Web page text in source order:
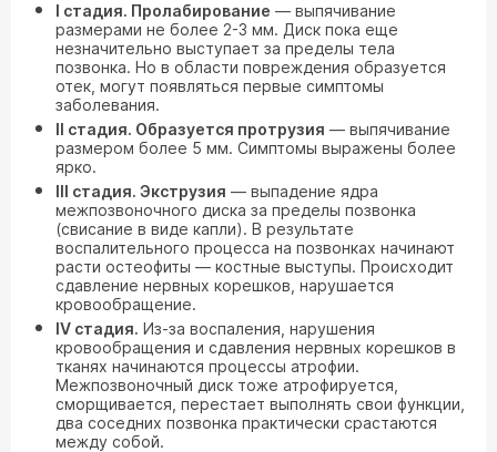
I стадия. Пролабирование — выпячивание
размерами не более 2-3 мм. Диск пока еще
незначительно выступает за пределы тела
позвонка. Но в области повреждения образуется
отек, могут появляться первые симптомы
заболевания.
II стадия. Образуется протрузия — выпячивание
размером более 5 мм. Симптомы выражены более
ярко.
III стадия. Экструзия — выпадение ядра
межпозвоночного диска за пределы позвонка
(свисание в виде капли). В результате
воспалительного процесса на позвонках начинают
расти остеофиты — костные выступы. Происходит
сдавление нервных корешков, нарушается
кровообращение.
IV стадия. Из-за воспаления, нарушения
кровообращения и сдавления нервных корешков в
тканях начинаются процессы атрофии.
Межпозвоночный диск тоже атрофируется,
сморщивается, перестает выполнять свои функции,
два соседних позвонка практически срастаются
между собой.